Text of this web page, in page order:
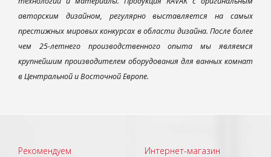
авторским дизайном, регулярно выставляется на самых
престижных мировых конкурсах в области дизайна. После более
чем 25-летнего производственного опыта мы являемся
крупнейшим производителем оборудования для ванных комнат
в Центральной и Восточной Европе.
Рекомендуем Интернет-магазин